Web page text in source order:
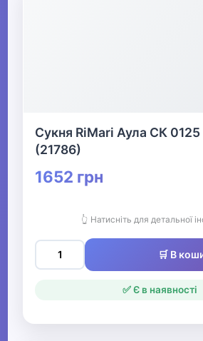
Сукня RiMari Аула СК
(21786)
1652 грн
👆 Натисніть для детальної
🛒 В
✅ Є в наявності